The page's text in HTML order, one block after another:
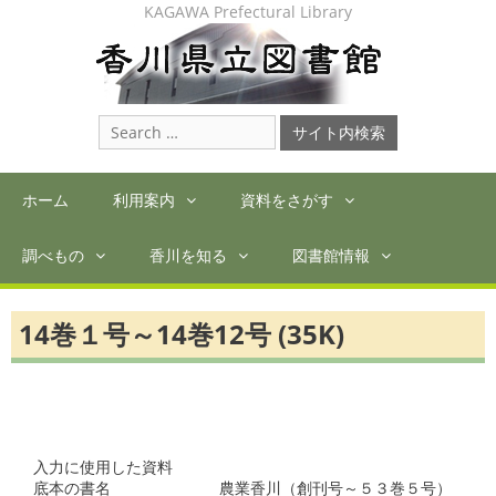
KAGAWA Prefectural Library
Search
for:
ホーム 利用案内 資料をさがす
調べもの 香川を知る 図書館情報
14巻１号～14巻12号 (35K)
入力に使用した資料
底本の書名　　　　　　　農業香川（創刊号～５３巻５号）